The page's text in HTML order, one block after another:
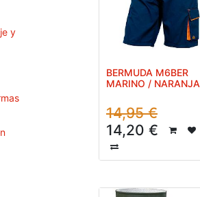
y
BERMUDA M6BER
MARINO / NARANJA
14,95€
14,20 €